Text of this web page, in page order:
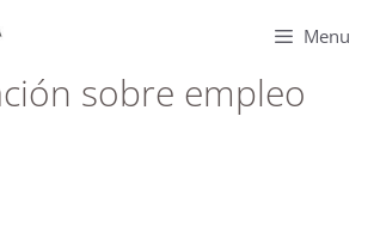
Menu
sobre empleo